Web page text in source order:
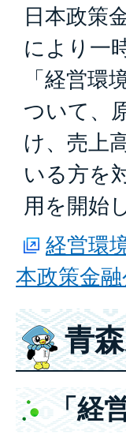
日本政策
により一
「経営
ついて、
け、売上
いる方を
用を開始
経営環
本政策金融
青
「経